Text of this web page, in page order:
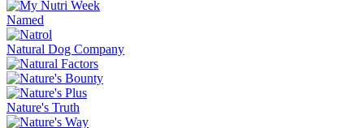
Named
Natural Dog Company
Nature's Truth